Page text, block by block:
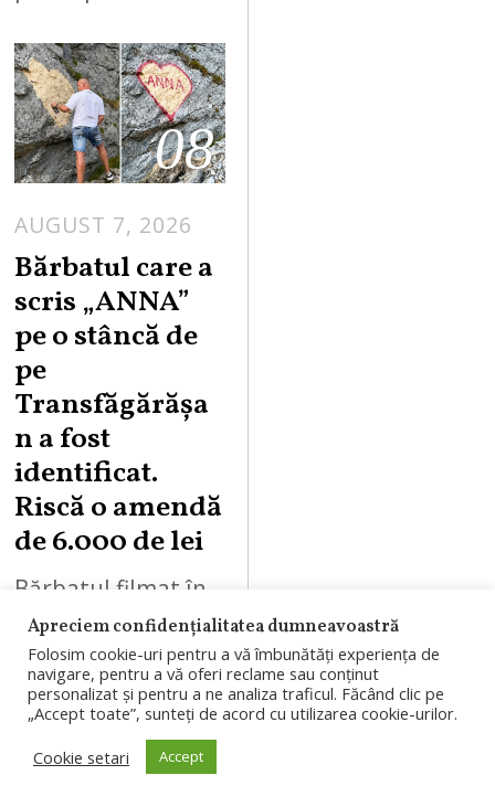
08
AUGUST 7, 2026
Bărbatul care a
scris „ANNA”
pe o stâncă de
pe
Transfăgărășa
n a fost
identificat.
Riscă o amendă
de 6.000 de lei
Bărbatul filmat în
timp ce scria
„ANNA” cu spray
pe o stâncă de pe
Transfăgărășan a
fost identificat de
Apreciem confidențialitatea dumneavoastră
Folosim cookie-uri pentru a vă îmbunătăți experiența de
navigare, pentru a vă oferi reclame sau conținut
personalizat și pentru a ne analiza traficul. Făcând clic pe
„Accept toate”, sunteți de acord cu utilizarea cookie-urilor.
Cookie setari
Accept